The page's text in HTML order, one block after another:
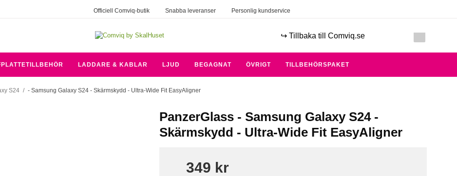
Officiell Comviq-butik Snabba leveranser Personlig kundservice
↪️ Tillbaka till Comviq.se
LADDARE & KABLAR LJUD BEGAGNAT ÖVRIGT TILLBEHÖRSPAKET
S24 / - Samsung Galaxy S24 - Skärmskydd - Ultra-Wide Fit EasyAligner
PanzerGlass - Samsung Galaxy S24 -
Skärmskydd - Ultra-Wide Fit EasyAligner
349 kr